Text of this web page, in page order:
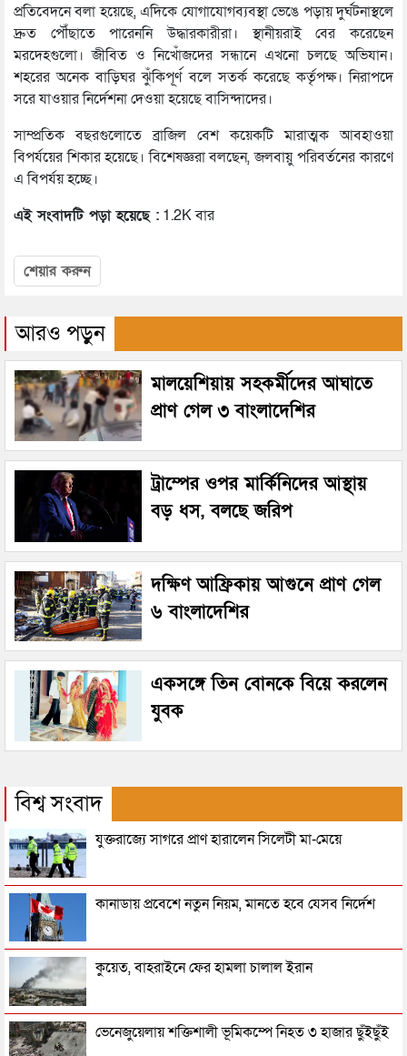
প্রতিবেদনে বলা হয়েছে, এদিকে যোগাযোগব্যবস্থা ভেঙে পড়ায় দুর্ঘটনাস্থলে
দ্রুত পৌঁছাতে পারেননি উদ্ধারকারীরা। স্থানীয়রাই বের করেছেন
মরদেহগুলো। জীবিত ও নিখোঁজদের সন্ধানে এখনো চলছে অভিযান।
শহরের অনেক বাড়িঘর ঝুঁকিপূর্ণ বলে সতর্ক করেছে কর্তৃপক্ষ। নিরাপদে
সরে যাওয়ার নির্দেশনা দেওয়া হয়েছে বাসিন্দাদের।
সাম্প্রতিক বছরগুলোতে ব্রাজিল বেশ কয়েকটি মারাত্মক আবহাওয়া
বিপর্যয়ের শিকার হয়েছে। বিশেষজ্ঞরা বলছেন, জলবায়ু পরিবর্তনের কারণে
এ বিপর্যয় হচ্ছে।
এই সংবাদটি পড়া হয়েছে : 1.2K বার
শেয়ার করুন
আরও পড়ুন
মালয়েশিয়ায় সহকর্মীদের আঘাতে
প্রাণ গেল ৩ বাংলাদেশির
ট্রাম্পের ওপর মার্কিনিদের আস্থায়
বড় ধস, বলছে জরিপ
দক্ষিণ আফ্রিকায় আগুনে প্রাণ গেল
৬ বাংলাদেশির
একসঙ্গে তিন বোনকে বিয়ে করলেন
যুবক
বিশ্ব সংবাদ
যুক্তরাজ্যে সাগরে প্রাণ হারালেন সিলেটী মা-মেয়ে
কানাডায় প্রবেশে নতুন নিয়ম, মানতে হবে যেসব নির্দেশ
কুয়েত, বাহরাইনে ফের হামলা চালাল ইরান
ভেনেজুয়েলায় শক্তিশালী ভূমিকম্পে নিহত ৩ হাজার ছুঁইছুঁই